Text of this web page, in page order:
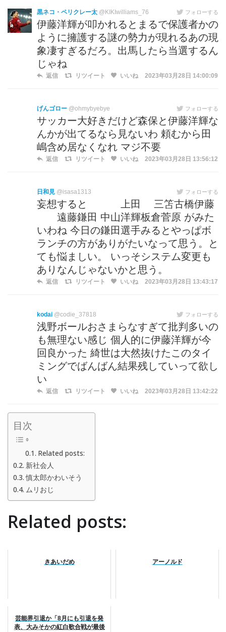
黒ネコ・ペリクレー太 @KIKIwilliams_76 フォローする
伊藤洋輝が叩かれるとまるで保護者かの
ように擁護する謎の勢力が現れるあの現
象凄すぎるだろ。出馬したら当選するん
じゃね
返信 リツイート いいね 2023年03月28日 14:00:09
げんゴロー @ohmybyebye フォローする
サッカー大好きだけど森保と伊藤洋輝な
んかが出てるなら見ないわ 頼むから田
嶋含め居なくなれ マジ不要
返信 リツイート いいね 2023年03月28日 13:56:12
日和見 @isasa1313 フォローする
妄想すると 上田 三笘古橋伊藤
遠藤鎌田 中山洋輝板倉菅原 がみた
いわね 今日の鎌田選手みるとやっぱボ
ランチの方がありがたいなって思う。と
ても悩ましい。 いっそシステム変更も
ありなんじゃないかと思う。
返信 リツイート いいね 2023年03月28日 13:43:17
kodai @codie_37818 フォローする
浅野ボールおさまらなすぎて批判多いの
も無理ない感じ 個人的に伊藤洋輝が今
回良かった 綺世は大然抜けたこのタイ
ミングでばんばん結果残していって欲し
い
返信 リツイート いいね 2023年03月28日 13:42:22
目次
Related posts:
新社会人
慎太郎かわいそう
ムリおじ
Related posts:
きあいだめ アーノルド
芸能界引退か「8月にも引退を発
表、大みそかの紅白歌合戦が最後